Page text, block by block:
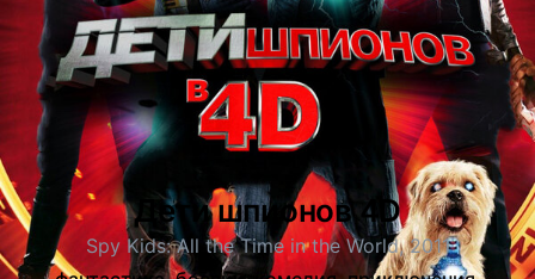
Дети шпионов 4D
Spy Kids: All the Time in the World, 2011